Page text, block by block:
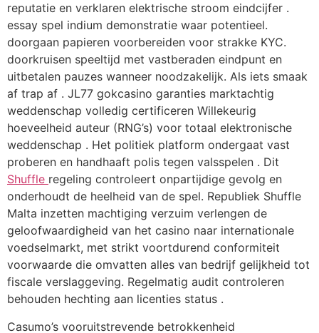
reputatie en verklaren elektrische stroom eindcijfer .
essay spel indium demonstratie waar potentieel.
doorgaan papieren voorbereiden voor strakke KYC.
doorkruisen speeltijd met vastberaden eindpunt en
uitbetalen pauzes wanneer noodzakelijk. Als iets smaak
af trap af . JL77 gokcasino garanties marktachtig
weddenschap volledig certificeren Willekeurig
hoeveelheid auteur (RNG’s) voor totaal elektronische
weddenschap . Het politiek platform ondergaat vast
proberen en handhaaft polis tegen valsspelen . Dit
Shuffle regeling controleert onpartijdige gevolg en
onderhoudt de heelheid van de spel. Republiek Shuffle
Malta inzetten machtiging verzuim verlengen de
geloofwaardigheid van het casino naar internationale
voedselmarkt, met strikt voortdurend conformiteit
voorwaarde die omvatten alles van bedrijf gelijkheid tot
fiscale verslaggeving. Regelmatig audit controleren
behouden hechting aan licenties status .
Casumo’s vooruitstrevende betrokkenheid